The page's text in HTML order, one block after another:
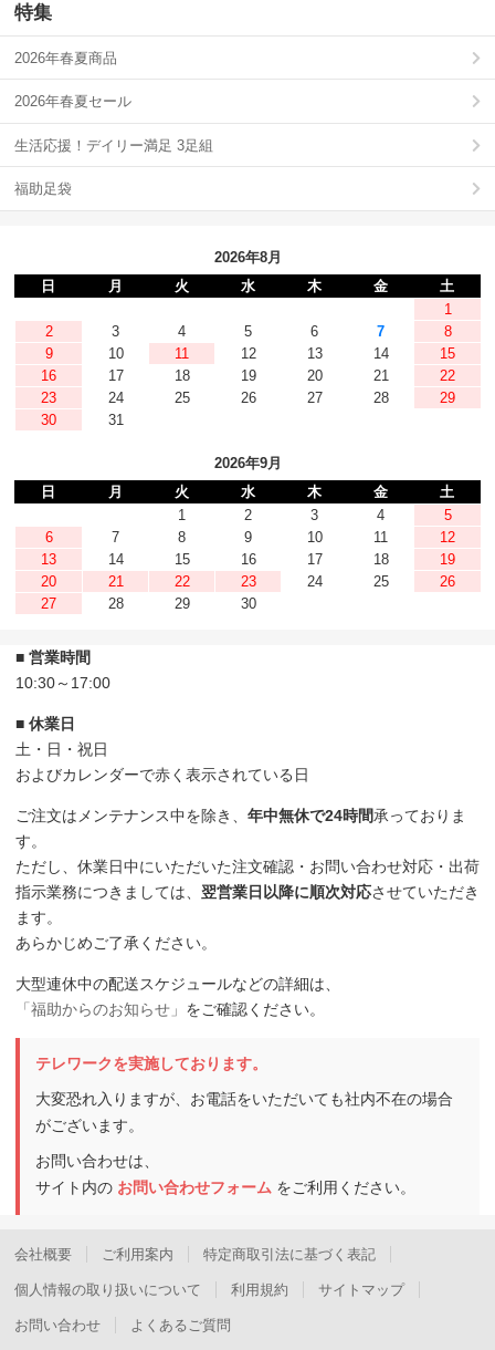
特集
2026年春夏商品
2026年春夏セール
生活応援！デイリー満足 3足組
福助足袋
2026年8月
日
月 火 水 木 金
土
1
2
3 4 5 6 7
8
9
10 11 12 13 14
15
16
17 18 19 20 21
22
23
24 25 26 27 28
29
30
31
2026年9月
日
月 火 水 木 金
土
1
2 3 4
5
6
7 8 9 10 11
12
13
14 15 16 17 18
19
20
21 22 23 24 25
26
27
28 29 30
■ 営業時間
10:30～17:00
■ 休業日
土・日・祝日
およびカレンダーで赤く表示されている日
ご注文はメンテナンス中を除き、 年中無休で24時間承っておりま
す。
ただし、休業日中にいただいた注文確認・お問い合わせ対応・出荷
指示業務につきましては、 翌営業日以降に順次対応させていただき
ます。
あらかじめご了承ください。
大型連休中の配送スケジュールなどの詳細は、
「福助からのお知らせ」 をご確認ください。
テレワークを実施しております。
大変恐れ入りますが、お電話をいただいても社内不在の場合
がございます。
お問い合わせは、
サイト内の お問い合わせフォーム をご利用ください。
会社概要 ご利用案内 特定商取引法に基づく表記
個人情報の取り扱いについて 利用規約 サイトマップ
お問い合わせ よくあるご質問